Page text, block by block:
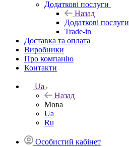
Додаткові послуги
Назад
Додаткові послуги
Trade-in
Доставка та оплата
Виробники
Про компанію
Контакти
Ua
Назад
Мова
Ua
Ru
Особистий кабінет